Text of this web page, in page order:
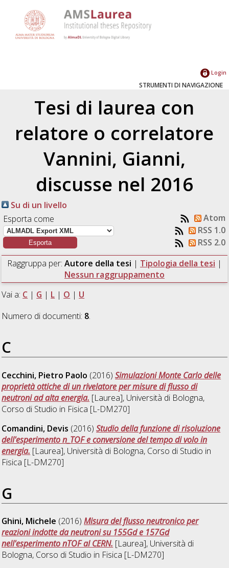
Login
STRUMENTI DI NAVIGAZIONE
Tesi di laurea con
relatore o correlatore
Vannini, Gianni,
discusse nel 2016
Su di un livello
Esporta come
Atom
RSS 1.0
RSS 2.0
Raggruppa per: Autore della tesi | Tipologia della tesi |
Nessun raggruppamento
Vai a: C | G | L | O | U
Numero di documenti: 8.
C
Cecchini, Pietro Paolo (2016)Simulazioni Monte Carlo delle
proprietà ottiche di un rivelatore per misure di flusso di
neutroni ad alta energia. [Laurea], Università di Bologna,
Corso di Studio in Fisica [L-DM270]
Comandini, Devis (2016)Studio della funzione di risoluzione
dell'esperimento n_TOF e conversione del tempo di volo in
energia. [Laurea], Università di Bologna, Corso di Studio in
Fisica [L-DM270]
G
Ghini, Michele (2016)Misura del flusso neutronico per
reazioni indotte da neutroni su 155Gd e 157Gd
nell'esperimento nTOF al CERN. [Laurea], Università di
Bologna, Corso di Studio in Fisica [L-DM270]